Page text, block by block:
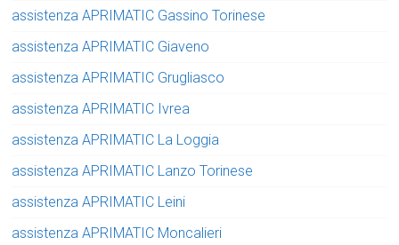
assistenza APRIMATIC Gassino Torinese
assistenza APRIMATIC Giaveno
assistenza APRIMATIC Grugliasco
assistenza APRIMATIC Ivrea
assistenza APRIMATIC La Loggia
assistenza APRIMATIC Lanzo Torinese
assistenza APRIMATIC Leini
assistenza APRIMATIC Moncalieri